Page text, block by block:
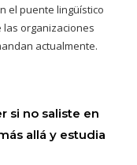
el puente lingüístico
las organizaciones
actualmente.
si no saliste en
allá y estudia